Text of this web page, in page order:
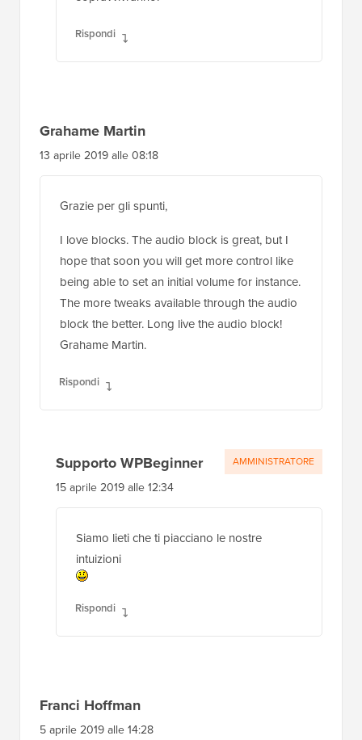
Rispondi
Grahame Martin
13 aprile 2019 alle 08:18
Grazie per gli spunti,
I love blocks. The audio block is great, but I
hope that soon you will get more control like
being able to set an initial volume for instance.
The more tweaks available through the audio
block the better. Long live the audio block!
Grahame Martin.
Rispondi
Supporto WPBeginner
15 aprile 2019 alle 12:34
Siamo lieti che ti piacciano le nostre
intuizioni
Rispondi
AMMINISTRATORE
Franci Hoffman
5 aprile 2019 alle 14:28